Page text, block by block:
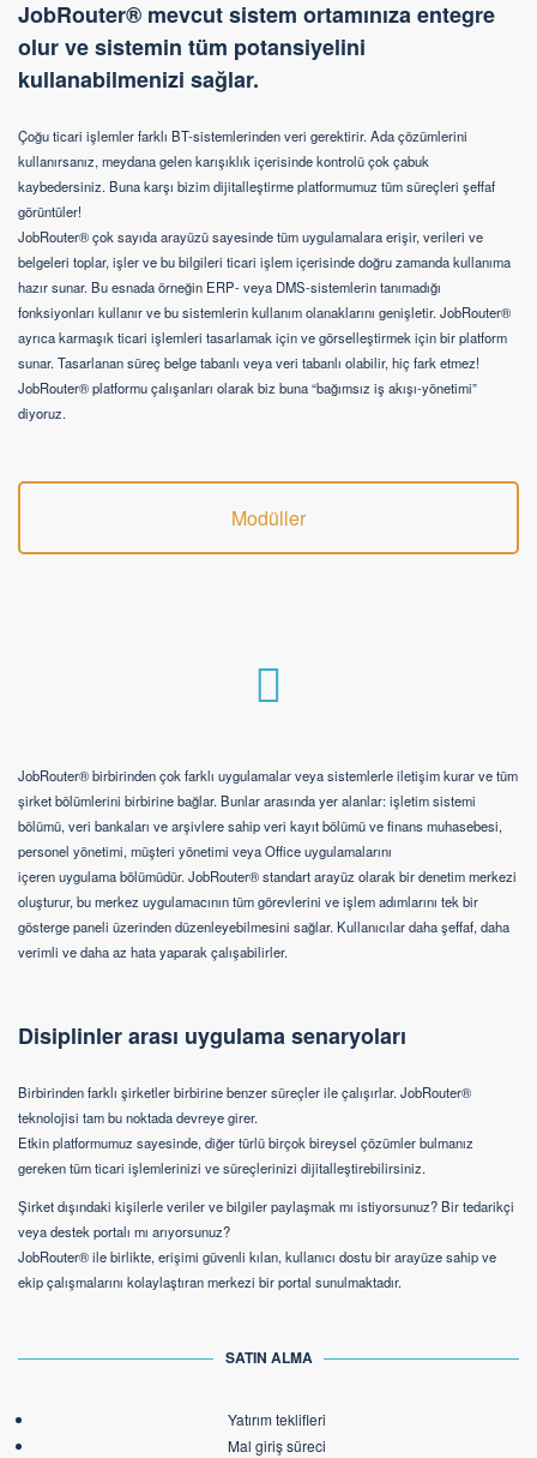
JobRouter® mevcut sistem ortamınıza entegre
olur ve sistemin tüm potansiyelini
kullanabilmenizi sağlar.
Çoğu ticari işlemler farklı BT-sistemlerinden veri gerektirir. Ada çözümlerini
kullanırsanız, meydana gelen karışıklık içerisinde kontrolü çok çabuk
kaybedersiniz. Buna karşı bizim dijitalleştirme platformumuz tüm süreçleri şeffaf
görüntüler!
JobRouter® çok sayıda arayüzü sayesinde tüm uygulamalara erişir, verileri ve
belgeleri toplar, işler ve bu bilgileri ticari işlem içerisinde doğru zamanda kullanıma
hazır sunar. Bu esnada örneğin ERP- veya DMS-sistemlerin tanımadığı
fonksiyonları kullanır ve bu sistemlerin kullanım olanaklarını genişletir. JobRouter®
ayrıca karmaşık ticari işlemleri tasarlamak için ve görselleştirmek için bir platform
sunar. Tasarlanan süreç belge tabanlı veya veri tabanlı olabilir, hiç fark etmez!
JobRouter® platformu çalışanları olarak biz buna “bağımsız iş akışı-yönetimi”
diyoruz.
Modüller
JobRouter® birbirinden çok farklı uygulamalar veya sistemlerle iletişim kurar ve tüm
şirket bölümlerini birbirine bağlar. Bunlar arasında yer alanlar: işletim sistemi
bölümü, veri bankaları ve arşivlere sahip veri kayıt bölümü ve finans muhasebesi,
personel yönetimi, müşteri yönetimi veya Office uygulamalarını
içeren uygulama bölümüdür. JobRouter® standart arayüz olarak bir denetim merkezi
oluşturur, bu merkez uygulamacının tüm görevlerini ve işlem adımlarını tek bir
gösterge paneli üzerinden düzenleyebilmesini sağlar. Kullanıcılar daha şeffaf, daha
verimli ve daha az hata yaparak çalışabilirler.
Disiplinler arası uygulama senaryoları
Birbirinden farklı şirketler birbirine benzer süreçler ile çalışırlar. JobRouter®
teknolojisi tam bu noktada devreye girer.
Etkin platformumuz sayesinde, diğer türlü birçok bireysel çözümler bulmanız
gereken tüm ticari işlemlerinizi ve süreçlerinizi dijitalleştirebilirsiniz.
Şirket dışındaki kişilerle veriler ve bilgiler paylaşmak mı istiyorsunuz? Bir tedarikçi
veya destek portalı mı arıyorsunuz?
JobRouter® ile birlikte, erişimi güvenli kılan, kullanıcı dostu bir arayüze sahip ve
ekip çalışmalarını kolaylaştıran merkezi bir portal sunulmaktadır.
SATIN ALMA
Yatırım teklifleri
Mal giriş süreci